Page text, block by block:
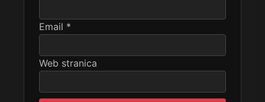
Email *
Web stranica